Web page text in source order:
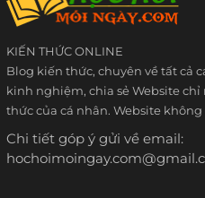
KIẾN THỨC ONLINE
Blog kiến thức, chuyên về tất cả
kinh nghiệm, chia sẻ Website
thức của cá nhân. Website
Chi tiết góp ý gửi về email: